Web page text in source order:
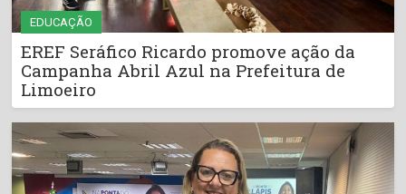
EDUCAÇÃO
EREF Seráfico Ricardo promove ação da
Campanha Abril Azul na Prefeitura de
Limoeiro